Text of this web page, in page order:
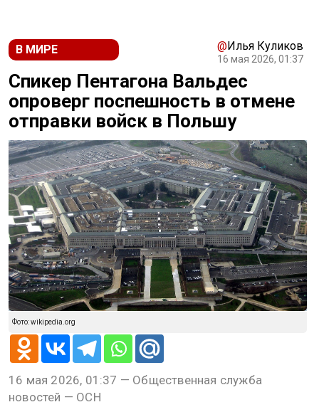
В МИРЕ @Илья Куликов
16 мая 2026, 01:37
Спикер Пентагона Вальдес
опроверг поспешность в отмене
отправки войск в Польшу
Фото: wikipedia.org
16 мая 2026, 01:37 — Общественная служба
новостей — ОСН